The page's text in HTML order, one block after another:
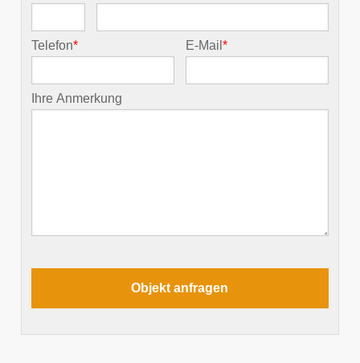
Telefon* E-Mail*
Ihre Anmerkung